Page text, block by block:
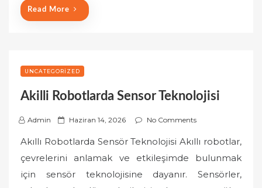
Read More
UNCATEGORIZED
Akilli Robotlarda Sensor Teknolojisi
Admin
P
s
t
e
Haziran 14, 2026 No Comments
Akıllı Robotlarda Sensör Teknolojisi Akıllı robotlar,
çevrelerini anlamak ve etkileşimde bulunmak
için sensör teknolojisine dayanır. Sensörler,